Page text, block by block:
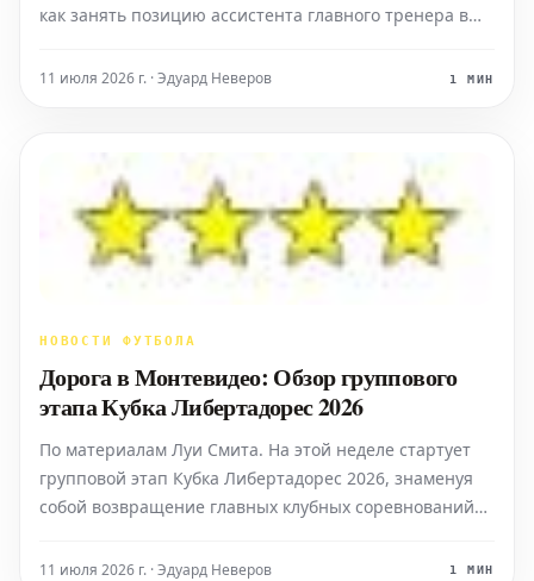
как занять позицию ассистента главного тренера в
обширный опыт, работая молодежным тренером в
11 июля 2026 г. · Эдуард Неверов 1 МИН
НОВОСТИ ФУТБОЛА
Дорога в Монтевидео: Обзор группового
этапа Кубка Либертадорес 2026
По материалам Луи Смита. На этой неделе стартует
групповой этап Кубка Либертадорес 2026, знаменуя
собой возвращение главных клубных соревнований
Монтевидео начинается сейчас, хотя турнир уже
11 июля 2026 г. · Эдуард Неверов 1 МИН